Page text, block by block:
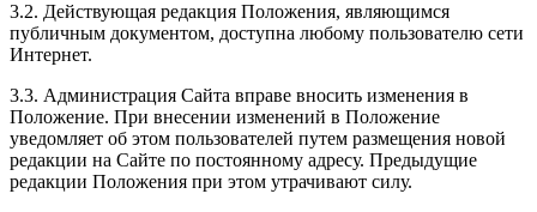
3.2. Действующая редакция Положения, являющимся
публичным документом, доступна любому пользователю сети
Интернет.
3.3. Администрация Сайта вправе вносить изменения в
Положение. При внесении изменений в Положение
уведомляет об этом пользователей путем размещения новой
редакции на Сайте по постоянному адресу. Предыдущие
редакции Положения при этом утрачивают силу.